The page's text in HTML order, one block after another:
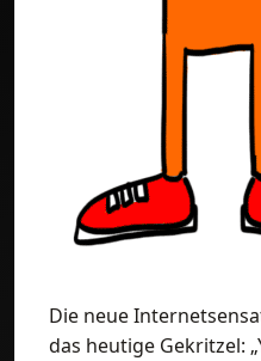
Die neue
das heutige Gekritzel: